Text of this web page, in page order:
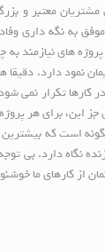
معتبر و
نگه داری
های
نمود دارد.
کارها تکرار نمی
جز این، برای
است که
نگاه دارد. بی
از کارهای ما